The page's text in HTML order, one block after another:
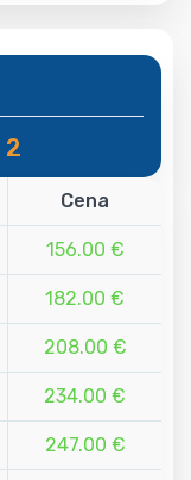
2
Cena
156.00 €
182.00 €
208.00 €
234.00 €
247.00 €